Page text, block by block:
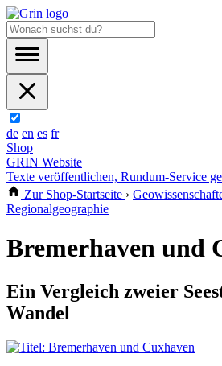
de en es fr
Shop
GRIN Website
Texte veröffentlichen, Rundum-Service
Zur Shop-Startseite ›
Regionalgeographie
Bremerhaven und
Ein Vergleich zweier
Wandel